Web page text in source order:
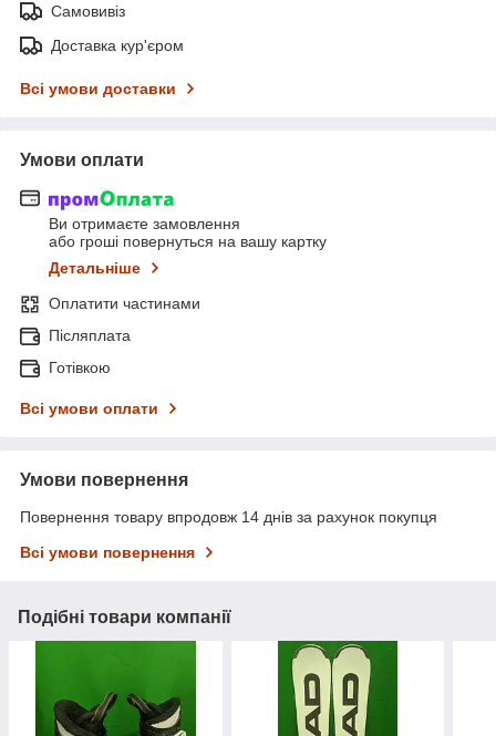
Самовивіз
Доставка кур'єром
Всі умови доставки
Умови оплати
Ви отримаєте замовлення
або гроші повернуться на вашу картку
Детальніше
Оплатити частинами
Післяплата
Готівкою
Всі умови оплати
Умови повернення
Повернення товару впродовж 14 днів за рахунок покупця
Всі умови повернення
Подібні товари компанії